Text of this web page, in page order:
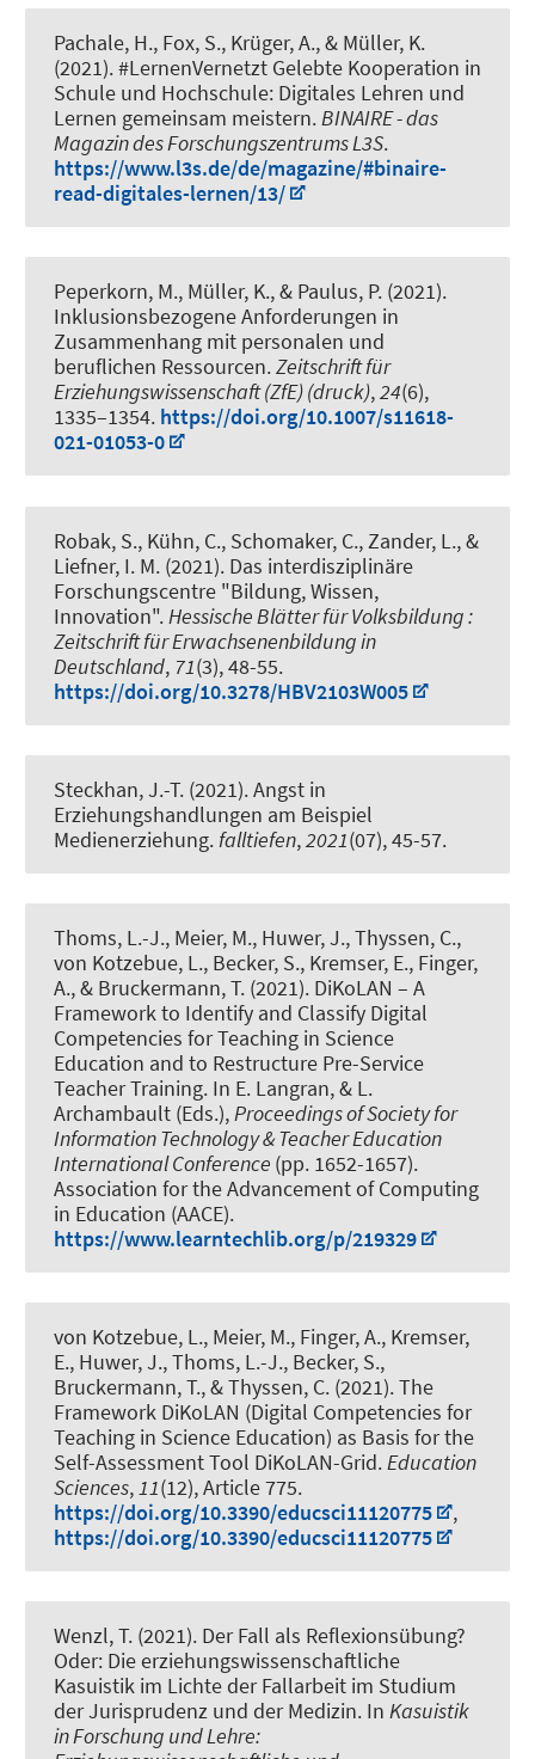
Pachale, H., Fox, S., Krüger, A., & Müller, K.
(2021).#LernenVernetzt Gelebte Kooperation in
Schule und Hochschule: Digitales Lehren und
Lernen gemeinsam meistern.BINAIRE - das
Magazin des Forschungszentrums L3S.
https://www.l3s.de/de/magazine/#binaire-
read-digitales-lernen/13/
Peperkorn, M., Müller, K., & Paulus, P. (2021).
Inklusionsbezogene Anforderungen in
Zusammenhang mit personalen und
beruflichen Ressourcen.Zeitschrift für
Erziehungswissenschaft (ZfE) (druck),24(6),
1335–1354. https://doi.org/10.1007/s11618-
021-01053-0
Robak, S., Kühn, C., Schomaker, C., Zander, L., &
Liefner, I. M. (2021). Das interdisziplinäre
Forschungscentre "Bildung, Wissen,
Innovation". Hessische Blätter für Volksbildung :
Zeitschrift für Erwachsenenbildung in
Deutschland, 71(3), 48-55.
https://doi.org/10.3278/HBV2103W005
Steckhan, J.-T. (2021).Angst in
Erziehungshandlungen am Beispiel
Medienerziehung.falltiefen,2021(07), 45-57.
Thoms, L.-J., Meier, M., Huwer, J., Thyssen, C.,
von Kotzebue, L., Becker, S., Kremser, E., Finger,
A., & Bruckermann, T. (2021). DiKoLAN – A
Framework to Identify and Classify Digital
Competencies for Teaching in Science
Education and to Restructure Pre-Service
Teacher Training. In E. Langran, & L.
Archambault (Eds.),Proceedings of Society for
Information Technology & Teacher Education
International Conference (pp. 1652-1657).
Association for the Advancement of Computing
in Education (AACE).
https://www.learntechlib.org/p/219329
von Kotzebue, L., Meier, M., Finger, A., Kremser,
E., Huwer, J., Thoms, L.-J., Becker, S.,
Bruckermann, T., & Thyssen, C. (2021).The
Framework DiKoLAN (Digital Competencies for
Teaching in Science Education) as Basis for the
Self-Assessment Tool DiKoLAN-Grid.Education
Sciences,11(12), Article 775.
https://doi.org/10.3390/educsci11120775
,
https://doi.org/10.3390/educsci11120775
Wenzl, T. (2021). Der Fall als Reflexionsübung?
Oder: Die erziehungswissenschaftliche
Kasuistik im Lichte der Fallarbeit im Studium
der Jurisprudenz und der Medizin. In Kasuistik
in Forschung und Lehre: